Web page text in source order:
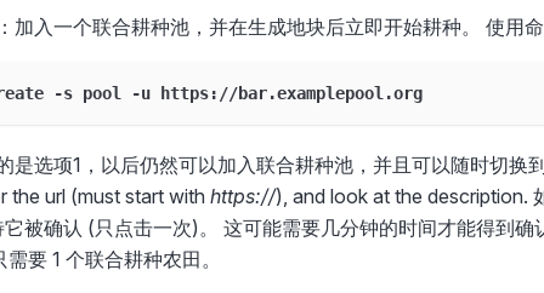
加入一个联合耕种池，并在生成地块后立即开始耕种。 使用
-s pool -u https://bar.examplepool.org
是选项1，以后仍然可以加入联合耕种池，并且可以随时切换
the url (must start with https://), and look at the description.
被确认 (只点击一次)。 这可能需要几分钟的时间才能得到确
要 1 个联合耕种农田。